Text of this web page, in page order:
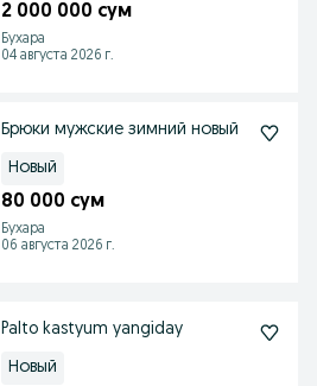
2 000 000 сум
Бухара
04 августа 2026 г.
Брюки мужские зимний новый
Новый
80 000 сум
Бухара
06 августа 2026 г.
Palto kastyum yangiday
Новый